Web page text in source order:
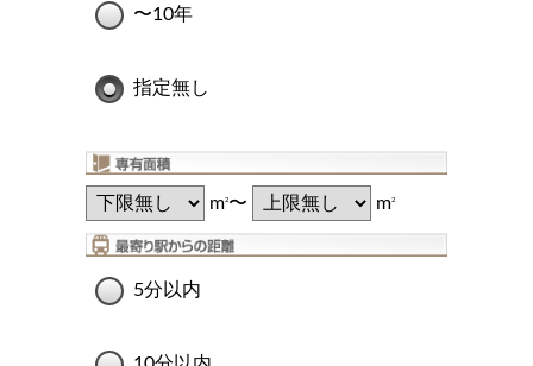
〜10年
指定無し
m2〜 m2
5分以内